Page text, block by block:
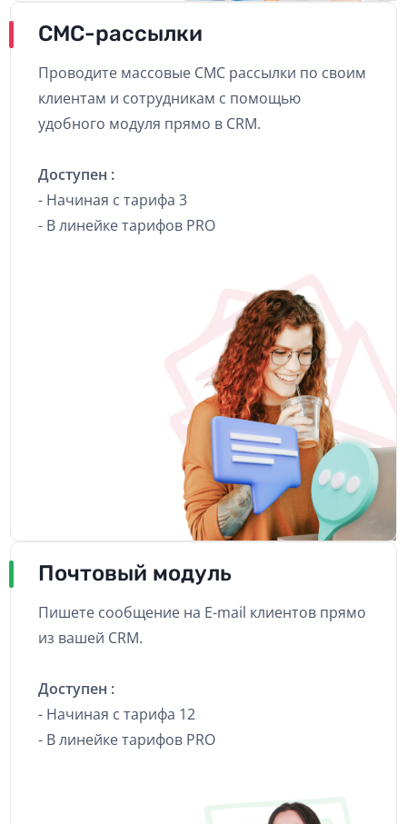
СМС-рассылки
Проводите массовые СМС рассылки по своим
клиентам и сотрудникам с помощью
удобного модуля прямо в CRM.
Доступен :
- Начиная с тарифа 3
- В линейке тарифов PRO
Почтовый модуль
Пишете сообщение на E-mail клиентов прямо
из вашей СRM.
Доступен :
- Начиная с тарифа 12
- В линейке тарифов PRO